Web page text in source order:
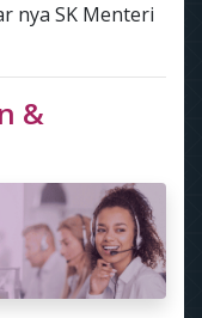
nya SK Menteri
&